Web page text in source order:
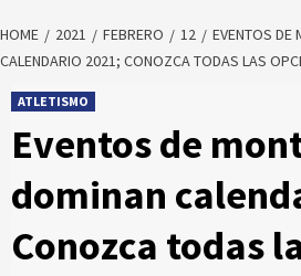
HOME 2021 FEBRERO 12
EVENTOS DE
CALENDARIO 2021; CONOZCA TODAS LAS
ATLETISMO
Eventos de
dominan
Conozca todas